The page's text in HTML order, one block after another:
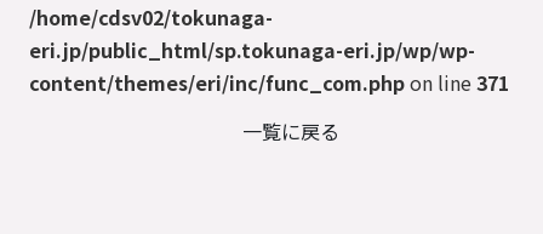
/home/cdsv02/tokunaga-
eri.jp/public_html/sp.tokunaga-eri.jp/wp/wp-
content/themes/eri/inc/func_com.phpon line371
一覧に戻る